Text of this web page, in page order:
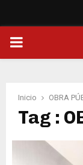
PRIMARY
Inicio OBRA
Tag :